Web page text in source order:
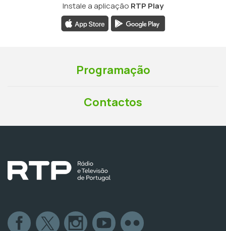
Instale a aplicação RTP Play
Programação
Contactos